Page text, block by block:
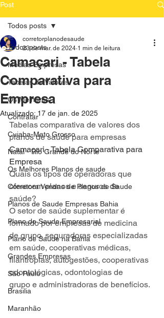
Post
Todos posts
Medias Empresas
Tabelas de Valores
Os Melhores
Contratar
Cuiaba-Mato Grosso
Natal - Rio Grande do Norte
Os Melhores Planos de saude
Corretora Vendas de Planos de Saude
Planos de Saude Empresas Bahia
Plano de Saude Empresarial
Plano de Saude na Bahia
Grandes Empresas
São Paulo
Brasilia
Maranhão
Todos posts
Camaçari - Tabela
Comparativa para
Empresa
corretorplanodesaude
23 de mar. de 2024 1 min de leitura
Atualizado: 17 de jan. de 2025
Tabelas comparativa de valores dos
planos de saúde para empresas
Camaçari - Tabela Comparativa para
Empresa
Quais os tipos de operadoras que
oferecem planos e seguros de
saúde?
O setor de saúde suplementar é
formado por empresas de medicina
de grupo, seguradoras especializadas
em saúde, cooperativas médicas,
filantropias, autogestões, cooperativas
odontológicas, odontologias de
grupo e administradoras de benefícios.